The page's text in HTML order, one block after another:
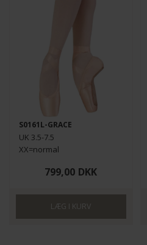
S0161L-GRACE
UK 3.5-7.5
XX=normal
799,00 DKK